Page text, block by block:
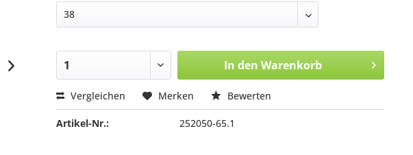
In den Warenkorb
Vergleichen Merken Bewerten
Artikel-Nr.: 252050-65.1